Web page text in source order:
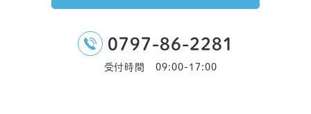
0797-86-2281
受付時間 09:00-17:00